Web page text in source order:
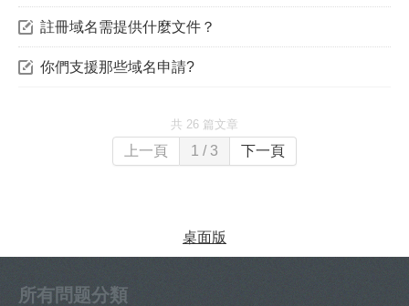
註冊域名需提供什麼文件？
你們支援那些域名申請?
共 26 篇文章
上一頁 1 / 3 下一頁
桌面版
所有問题分類